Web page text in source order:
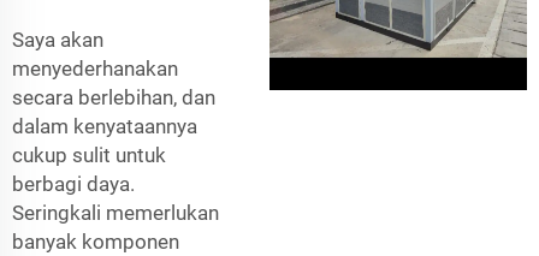
Saya akan
menyederhanakan
secara berlebihan, dan
dalam kenyataannya
cukup sulit untuk
berbagi daya.
Seringkali memerlukan
banyak komponen